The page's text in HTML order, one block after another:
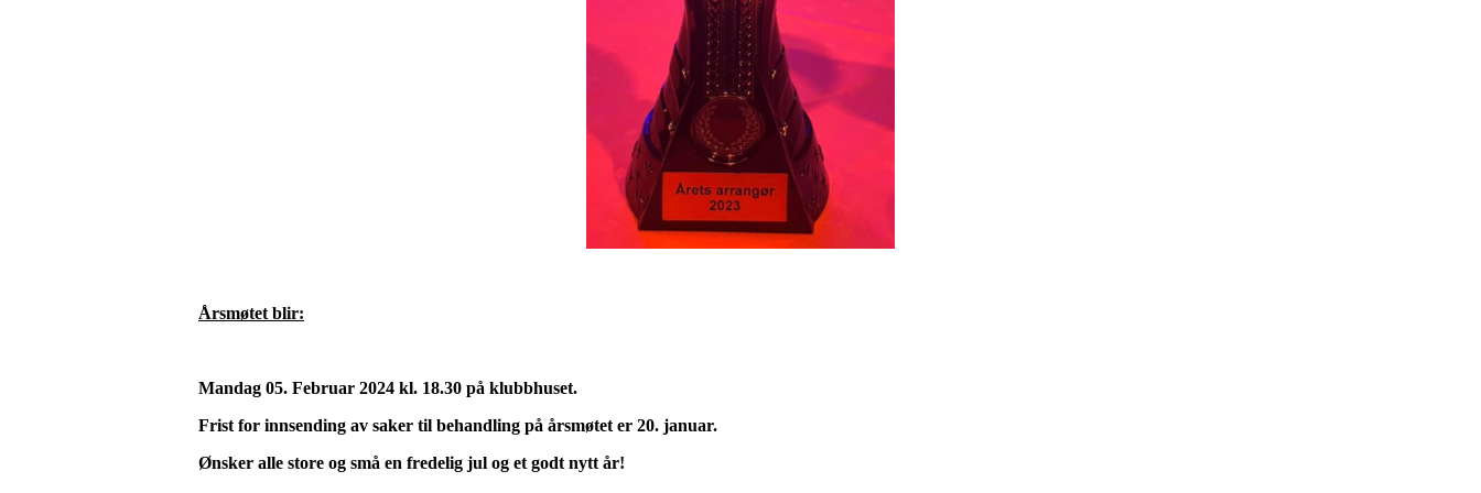
Årsmøtet blir:
Mandag 05. Februar 2024 kl. 18.30 på klubbhuset.
Frist for innsending av saker til behandling på årsmøtet er 20. januar.
Ønsker alle store og små en fredelig jul og et godt nytt år!